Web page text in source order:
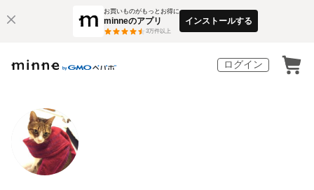
お買いものがもっとお得に
minneのアプリ
3万件以上
インストールする
ログイン